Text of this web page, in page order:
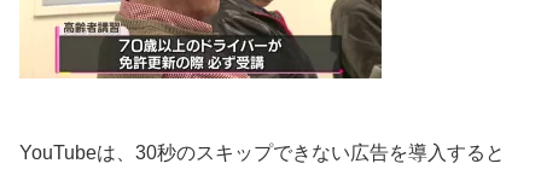
YouTubeは、30秒のスキップできない広告を導入すると